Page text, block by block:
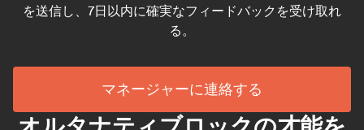
を送信し、7日以内に確実なフィードバックを受け取れ
る。
マネージャーに連絡する